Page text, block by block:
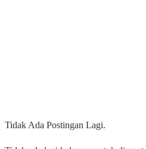
Tidak Ada Postingan Lagi.